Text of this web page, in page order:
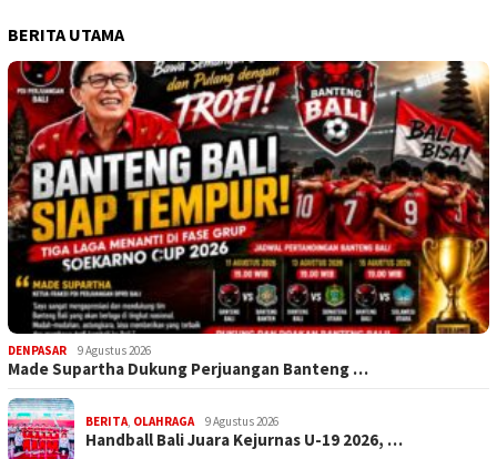
BERITA UTAMA
DENPASAR 9 Agustus 2026
Made Supartha Dukung Perjuangan Banteng …
BERITA, OLAHRAGA 9 Agustus 2026
Handball Bali Juara Kejurnas U-19 2026, …